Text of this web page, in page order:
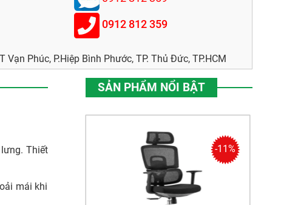
0912 812 359
Vạn Phúc, P.Hiệp Bình Phước, TP. Thủ Đức, TP.HCM
Thiết
mái khi
SẢN PHẨM NỔI BẬT
-11%